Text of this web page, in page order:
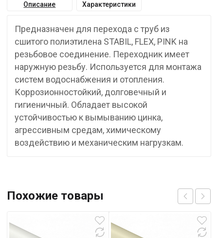
Описание Характеристики
Предназначен для перехода с труб из
сшитого полиэтилена STABIL, FLEX, PINK на
резьбовое соединение. Переходник имеет
наружную резьбу. Используется для монтажа
систем водоснабжения и отопления.
Коррозионностойкий, долговечный и
гигиеничный. Обладает высокой
устойчивостью к вымыванию цинка,
агрессивным средам, химическому
воздействию и механическим нагрузкам.
Похожие товары